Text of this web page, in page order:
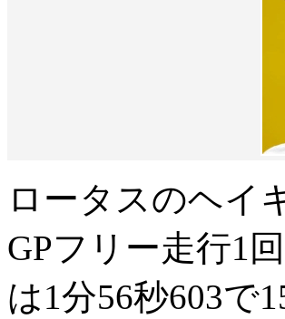
ロータスのヘイ
GPフリー走行1
は1分56秒603で